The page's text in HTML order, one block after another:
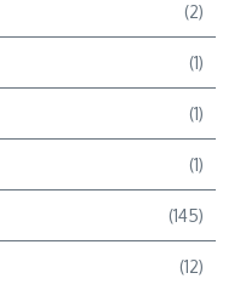
(2)
(1)
(1)
(1)
(145)
(12)